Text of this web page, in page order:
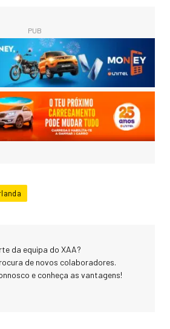
PUB
da equipa do XAA?
de novos colaboradores.
e conheça as vantagens!